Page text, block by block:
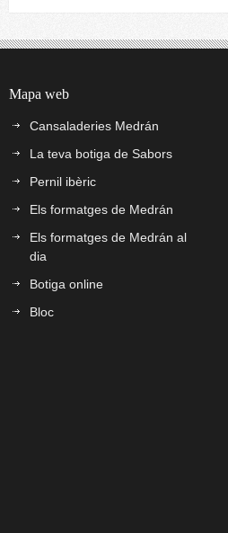
Mapa web
Cansaladeries Medrán
La teva botiga de Sabors
Pernil ibèric
Els formatges de Medrán
Els formatges de Medrán al
dia
Botiga online
Bloc